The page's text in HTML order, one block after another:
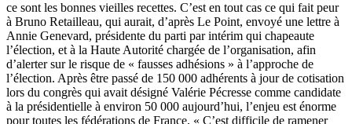
ce sont les bonnes vieilles recettes. C’est en tout cas ce qui fait peur
à Bruno Retailleau, qui aurait, d’après Le Point, envoyé une lettre à
Annie Genevard, présidente du parti par intérim qui chapeaute
l’élection, et à la Haute Autorité chargée de l’organisation, afin
d’alerter sur le risque de « fausses adhésions » à l’approche de
l’élection. Après être passé de 150 000 adhérents à jour de cotisation
lors du congrès qui avait désigné Valérie Pécresse comme candidate
à la présidentielle à environ 50 000 aujourd’hui, l’enjeu est énorme
pour toutes les fédérations de France. « C’est difficile de ramener